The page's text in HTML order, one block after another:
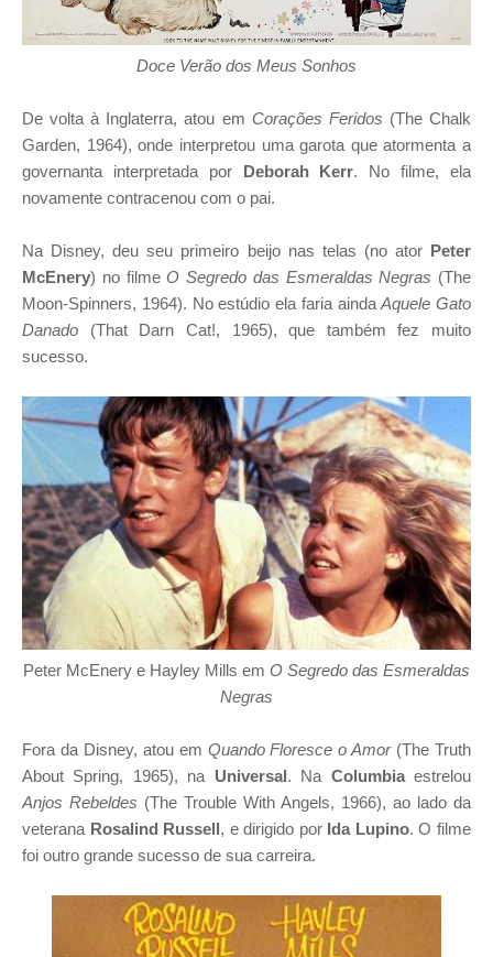
Doce Verão dos Meus Sonhos
De volta à Inglaterra, atou em Corações Feridos (The Chalk
Garden, 1964), onde interpretou uma garota que atormenta a
governanta interpretada por Deborah Kerr. No filme, ela
novamente contracenou com o pai.
Na Disney, deu seu primeiro beijo nas telas (no ator Peter
McEnery) no filmeO Segredo das Esmeraldas Negras (The
Moon-Spinners, 1964). No estúdio ela faria aindaAquele Gato
Danado (That Darn Cat!, 1965), que também fez muito
sucesso.
Peter McEnery e Hayley Mills em O Segredo das Esmeraldas
Negras
Fora da Disney, atou em Quando Floresce o Amor(The Truth
About Spring, 1965), na Universal. Na Columbiaestrelou
Anjos Rebeldes (The Trouble With Angels, 1966), ao lado da
veterana Rosalind Russell, e dirigido porIda Lupino. O filme
foi outro grande sucesso de sua carreira.